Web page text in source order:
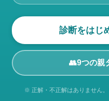
診断をはじ
👥9つの親
※ 正解・不正解はありません。